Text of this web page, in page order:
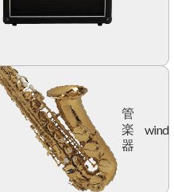
管
楽
器
wind